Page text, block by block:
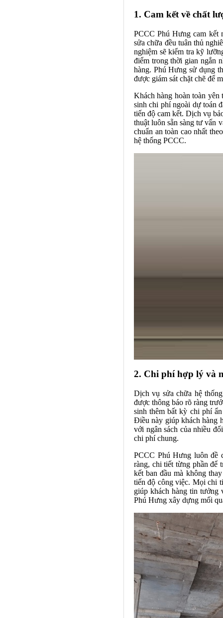
1. Cam kết về chất
PCCC Phú Hưng cam kết
sửa chữa đều tuân thủ
nghiệm sẽ kiểm tra kỹ
điểm trong thời gian ngắn
hàng. Phú Hưng sử dụng
được giám sát chặt chẽ để
Khách hàng hoàn toàn
sinh chi phí ngoài dự toán
tiến độ cam kết. Dịch vụ
thuật luôn sẵn sàng tư vấn
chuẩn an toàn cao nhất
hệ thống PCCC.
2. Chi phí hợp lý và
Dịch vụ sửa chữa hệ
được thông báo rõ ràng
sinh thêm bất kỳ chi phí
Điều này giúp khách hàng
với ngân sách của nhiều
chi phí chung.
PCCC Phú Hưng luôn đề
ràng, chi tiết từng phần để
kết ban đầu mà không
tiến độ công việc. Mọi chi
giúp khách hàng tin tưởng
Phú Hưng xây dựng mối